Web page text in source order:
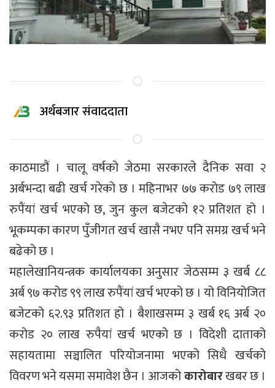
अर्थबजार संवाददाता
काठमाडौं । चालू वर्षको जेठमा सरकारले दैनिक सवा २
अर्बभन्दा बढी खर्च गरेको छ । महिनाभर ७७ करोड ७९ लाख
रुपैंयां खर्च भएको छ, जुन कुल बजेटको १२ प्रतिशत हो ।
भूकम्पका कारण पुँजीगत खर्च खासै नभए पनि समग्र खर्च भने
बढेको छ ।
महालेखानियन्त्रक कार्यालयका अनुसार जेठसम्म ३ खर्ब ८८
अर्ब ९७ करोड ९९ लाख रुपैंयां खर्च भएको छ । यो विनियोजित
बजेटको ६२.९३ प्रतिशत हो । बैशाखसम्म ३ खर्ब १६ अर्ब २०
करोड २० लाख रुपैयां खर्च भएको छ । विदेशी दाताको
सहायतामा सञ्चालित परियोजनामा भएको सिधै खर्चको
विवरण भने यसमा समावेश छैन । आजकोकारोबारखबर छ ।